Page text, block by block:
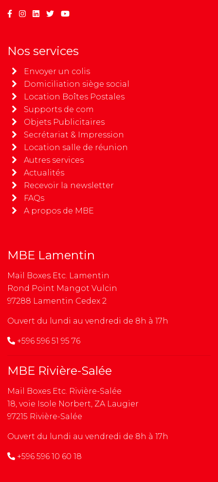
Nos services
Envoyer un colis
Domiciliation siège social
Location Boîtes Postales
Supports de com
Objets Publicitaires
Secrétariat & Impression
Location salle de réunion
Autres services
Actualités
Recevoir la newsletter
FAQs
A propos de MBE
MBE Lamentin
Mail Boxes Etc. Lamentin
Rond Point Mangot Vulcin
97288 Lamentin Cedex 2
Ouvert du lundi au vendredi de 8h à 17h
+596 596 51 95 76
MBE Rivière-Salée
Mail Boxes Etc. Rivière-Salée
18, voie Isole Norbert, ZA Laugier
97215 Rivière-Salée
Ouvert du lundi au vendredi de 8h à 17h
+596 596 10 60 18